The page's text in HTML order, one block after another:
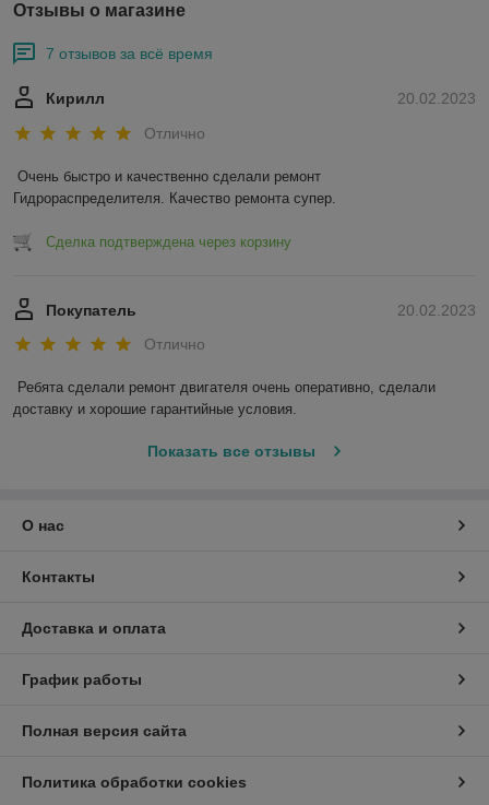
Отзывы о магазине
7 отзывов за всё время
20.02.2023
Кирилл
Отлично
Очень быстро и качественно сделали ремонт
Гидрораспределителя. Качество ремонта супер.
Сделка подтверждена через корзину
20.02.2023
Покупатель
Отлично
Ребята сделали ремонт двигателя очень оперативно, сделали
доставку и хорошие гарантийные условия.
Показать все отзывы
О нас
Контакты
Доставка и оплата
График работы
Полная версия сайта
Политика обработки cookies